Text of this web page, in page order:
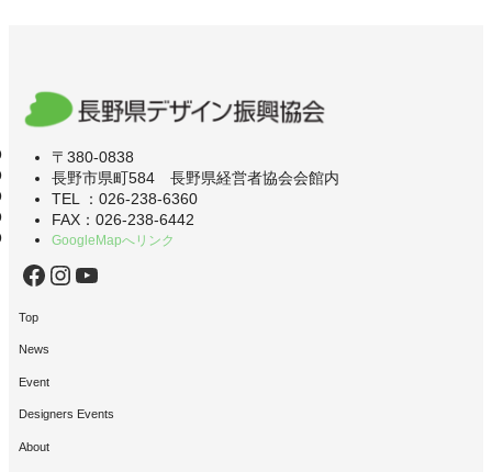
〒380-0838
長野市県町584 長野県経営者協会会館内
TEL ：026-238-6360
FAX：026-238-6442
GoogleMapへリンク
Facebook Instagram YouTube
Top
News
Event
Designers Events
About